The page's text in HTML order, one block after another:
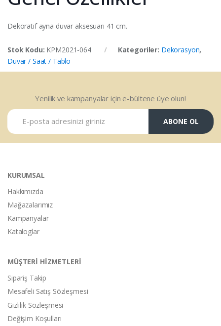
Dekoratif ayna duvar aksesuarı 41 cm.
Stok Kodu: KPM2021-064 Kategoriler: Dekorasyon,
Duvar / Saat / Tablo
Yenilik ve kampanyalar için e-bültene üye olun!
ABONE OL
KURUMSAL
Hakkımızda
Mağazalarımız
Kampanyalar
Kataloglar
MÜŞTERİ HİZMETLERİ
Sipariş Takip
Mesafeli Satış Sözleşmesi
Gizlilik Sözleşmesi
Değişim Koşulları